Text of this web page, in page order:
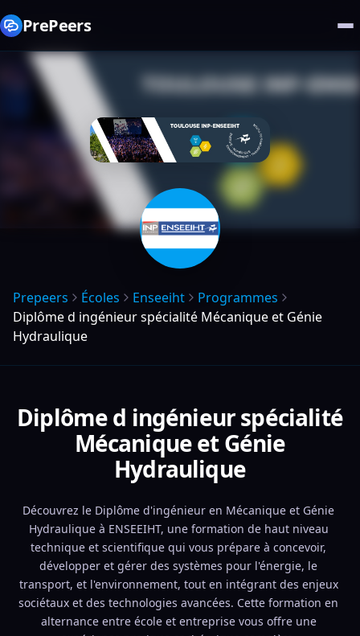
PrePeers
Prepeers Écoles Enseeiht
Programmes
Diplôme d ingénieur spécialité Mécanique et Génie
Hydraulique
Diplôme d ingénieur spécialité
Mécanique et Génie
Hydraulique
Découvrez le Diplôme d'ingénieur en Mécanique et Génie
Hydraulique à ENSEEIHT, une formation de haut niveau
technique et scientifique qui vous prépare à concevoir,
développer et gérer des systèmes pour l'énergie, le
transport, et l'environnement, tout en intégrant des enjeux
sociétaux et des technologies avancées. Cette formation en
alternance entre école et entreprise vous offre une